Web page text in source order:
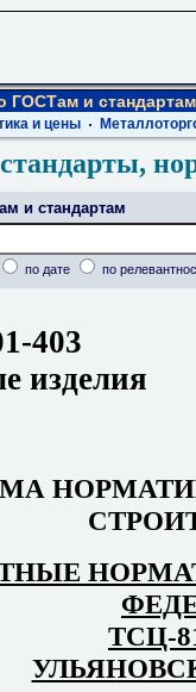
ГОСТам и стандартам
и цены
и стандартам
по дате по
403
изделия
ТСЦ-